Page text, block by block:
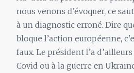
nous venons d’évoquer, ce
à undiagnostic erroné. Dire
bloque l’action européenne,
faux. Le président l’a
Covid ou à la guerre en